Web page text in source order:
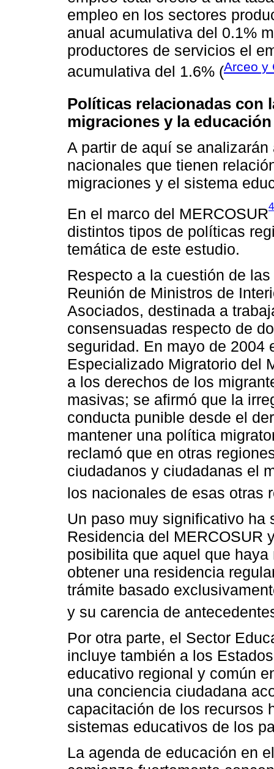
empleo en los sectores
anual acumulativa del 0.1%
productores de servicios el
acumulativa del 1.6% (Arceo y
Políticas relacionadas con
migraciones y la educación
A partir de aquí se
nacionales que tienen
migraciones y el sistema
En el marco del MERCOSUR4
distintos tipos de políticas
temática de este estudio.
Respecto a la cuestión de
Reunión de Ministros de
Asociados, destinada a
consensuadas respecto de
seguridad. En mayo de 2004
Especializado Migratorio del
a los derechos de los
masivas; se afirmó que la
conducta punible desde el
mantener una política
reclamó que en otras
ciudadanos y ciudadanas el
los nacionales de esas otras
Un paso muy significativo ha
Residencia del MERCOSUR
posibilita que aquel que
obtener una residencia
trámite basado
y su carencia de
Por otra parte, el Sector
incluye también a los
educativo regional y común
una conciencia ciudadana
capacitación de los recursos
sistemas educativos de los
La agenda de educación en